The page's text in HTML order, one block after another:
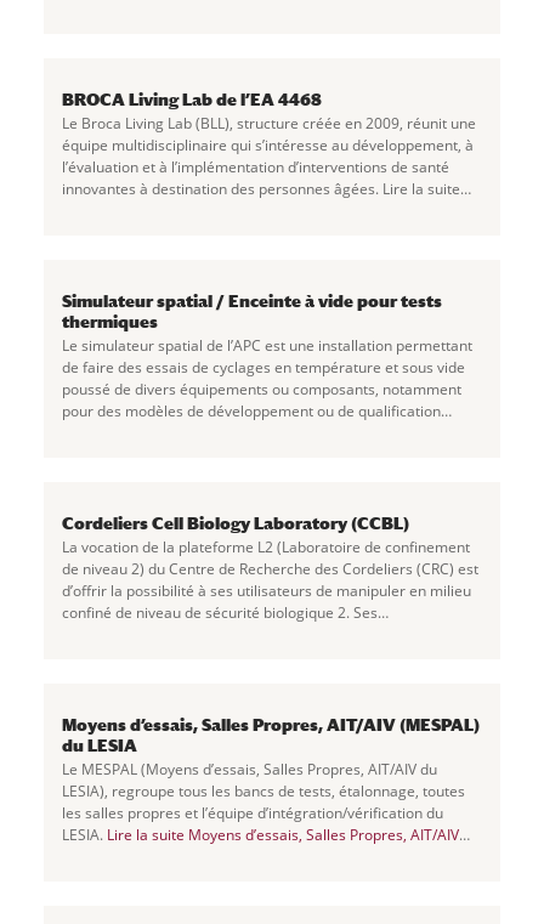
BROCA Living Lab de l’EA 4468
Le Broca Living Lab (BLL), structure créée en 2009, réunit une
équipe multidisciplinaire qui s’intéresse au développement, à
l’évaluation et à l’implémentation d’interventions de santé
innovantes à destination des personnes âgées. Lire la suite
Simulateur spatial / Enceinte à vide pour tests
thermiques
Le simulateur spatial de l’APC est une installation permettant
de faire des essais de cyclages en température et sous vide
poussé de divers équipements ou composants, notamment
pour des modèles de développement ou de qualification
Cordeliers Cell Biology Laboratory (CCBL)
La vocation de la plateforme L2 (Laboratoire de confinement
de niveau 2) du Centre de Recherche des Cordeliers (CRC) est
d’offrir la possibilité à ses utilisateurs de manipuler en milieu
confiné de niveau de sécurité biologique 2. Ses
Moyens d’essais, Salles Propres, AIT/AIV (MESPAL)
du LESIA
Le MESPAL (Moyens d’essais, Salles Propres, AIT/AIV du
LESIA), regroupe tous les bancs de tests, étalonnage, toutes
les salles propres et l’équipe d’intégration/vérification du
LESIA. Lire la suite Moyens d’essais, Salles Propres, AIT/AIV